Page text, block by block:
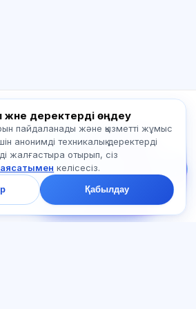
дайындық
Тіркеу
Бізге жазыңыз!
Тарифтер,
емтихандар немесе
неден бастау туралы
сұраңыз — чатта бір
минут ішінде жауап
береміз.
деректерді өңдеу
пайдаланады және қызметті жұмыс
анонимді техникалық деректерді
жалғастыра отырып, сіз
келісесіз.
Қабылдау